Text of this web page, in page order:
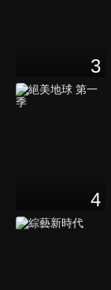
3
4